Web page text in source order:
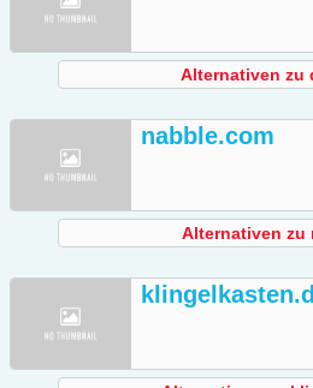
Alternativen zu
nabble.com
Alternativen zu